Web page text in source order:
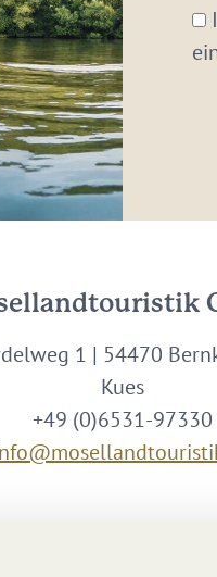
1 | 54470
Kues
+49 (0)6531-97330